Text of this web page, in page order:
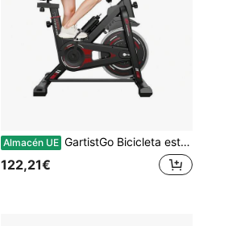
Almacén UE GartistGo Bicicleta estática con volante de inercia de 6 kg u 8 kg, sillín y manillar ajustables, pantalla LCD y transmisión por correa silenciosa
122,21€